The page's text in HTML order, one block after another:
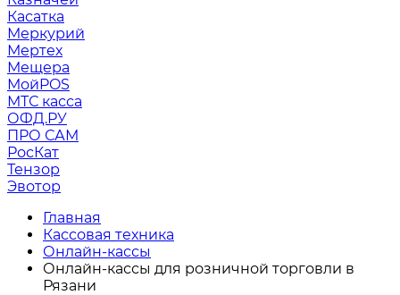
Касатка
Меркурий
Мертех
Мещера
МойPOS
МТС касса
ОФД.РУ
ПРО САМ
РосКат
Тензор
Эвотор
Главная
Кассовая техника
Онлайн-кассы
Онлайн-кассы для розничной торговли в
Рязани